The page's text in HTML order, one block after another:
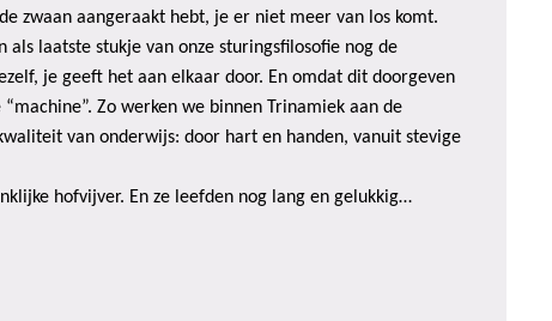
zwaan aangeraakt hebt, je er niet meer van los komt.
als laatste stukje van onze sturingsfilosofie nog de
je geeft het aan elkaar door. En omdat dit doorgeven
Zo werken we binnen Trinamiek aan de
van onderwijs: door hart en handen, vanuit stevige
hofvijver. En ze leefden nog lang en gelukkig…